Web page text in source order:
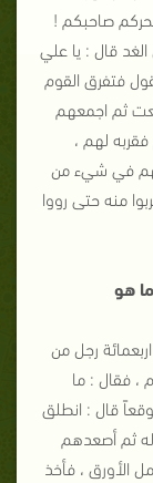
صاحبكم !
قال : يا علي
فتفرق القوم
ثم اجمعهم
لهم ،
في شيء من
منه حتى رووا
رجل من
، فقال : ما
قال : انطلق
ثم أصعدهم
الأورق ، فأخذ